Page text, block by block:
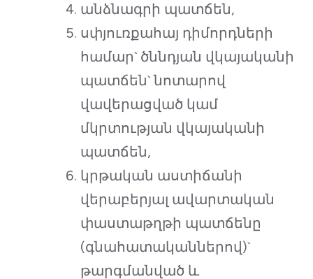
անձնագրի պատճեն,
սփյուռքահայ դիմորդների
համար` ծննդյան վկայականի
պատճեն` նոտարով
վավերացված կամ
մկրտության վկայականի
պատճեն,
կրթական աստիճանի
վերաբերյալ ավարտական
փաստաթղթի պատճենը
(գնահատականներով)`
թարգմանված և